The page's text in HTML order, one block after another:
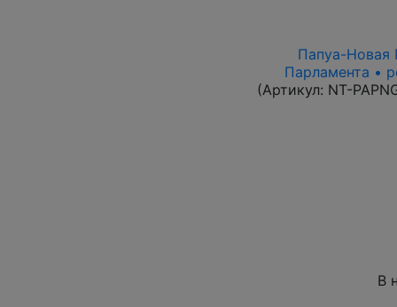
Папуа-Новая
Парламента •
(Артикул: NT-
В